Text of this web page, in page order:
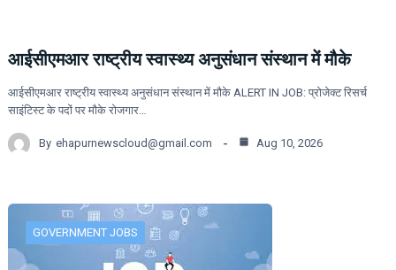
आईसीएमआर राष्ट्रीय स्वास्थ्य अनुसंधान संस्थान में मौके
आईसीएमआर राष्ट्रीय स्वास्थ्य अनुसंधान संस्थान में मौके ALERT IN JOB: प्रोजेक्ट रिसर्च
साइंटिस्ट के पदों पर मौके रोजगार…
By ehapurnewscloud@gmail.com Aug 10, 2026
GOVERNMENT JOBS